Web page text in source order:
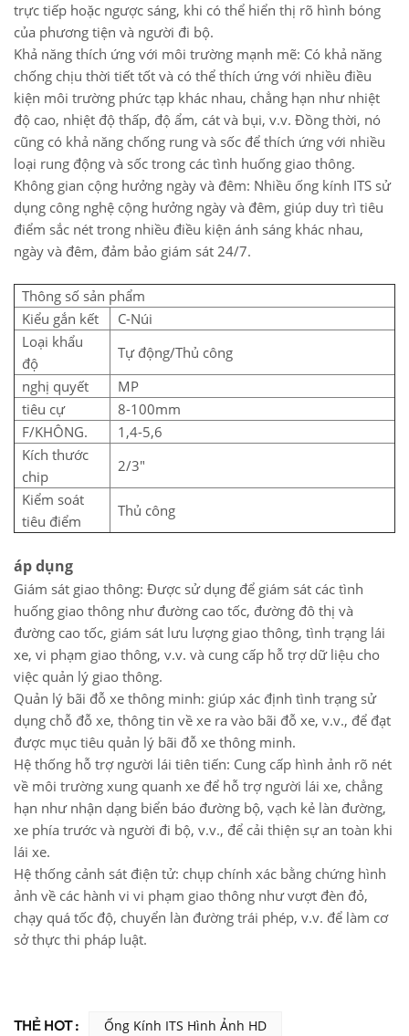
trực tiếp hoặc ngược sáng, khi có thể hiển thị rõ hình bóng
của phương tiện và người đi bộ.
Khả năng thích ứng với môi trường mạnh mẽ: Có khả năng
chống chịu thời tiết tốt và có thể thích ứng với nhiều điều
kiện môi trường phức tạp khác nhau, chẳng hạn như nhiệt
độ cao, nhiệt độ thấp, độ ẩm, cát và bụi, v.v. Đồng thời, nó
cũng có khả năng chống rung và sốc để thích ứng với nhiều
loại rung động và sốc trong các tình huống giao thông.
Không gian cộng hưởng ngày và đêm: Nhiều ống kính ITS sử
dụng công nghệ cộng hưởng ngày và đêm, giúp duy trì tiêu
điểm sắc nét trong nhiều điều kiện ánh sáng khác nhau,
ngày và đêm, đảm bảo giám sát 24/7.
Thông số sản phẩm
Kiểu gắn kết
C-Núi
Loại khẩu
độ
Tự động/Thủ công
nghị quyết
MP
tiêu cự
8-100mm
F/KHÔNG.
1,4-5,6
Kích thước
chip
2/3″
Kiểm soát
tiêu điểm
Thủ công
áp dụng
Giám sát giao thông: Được sử dụng để giám sát các tình
huống giao thông như đường cao tốc, đường đô thị và
đường cao tốc, giám sát lưu lượng giao thông, tình trạng lái
xe, vi phạm giao thông, v.v. và cung cấp hỗ trợ dữ liệu cho
việc quản lý giao thông.
Quản lý bãi đỗ xe thông minh: giúp xác định tình trạng sử
dụng chỗ đỗ xe, thông tin về xe ra vào bãi đỗ xe, v.v., để đạt
được mục tiêu quản lý bãi đỗ xe thông minh.
Hệ thống hỗ trợ người lái tiên tiến: Cung cấp hình ảnh rõ nét
về môi trường xung quanh xe để hỗ trợ người lái xe, chẳng
hạn như nhận dạng biển báo đường bộ, vạch kẻ làn đường,
xe phía trước và người đi bộ, v.v., để cải thiện sự an toàn khi
lái xe.
Hệ thống cảnh sát điện tử: chụp chính xác bằng chứng hình
ảnh về các hành vi vi phạm giao thông như vượt đèn đỏ,
chạy quá tốc độ, chuyển làn đường trái phép, v.v. để làm cơ
sở thực thi pháp luật.
THẺ HOT :
Ống Kính ITS Hình Ảnh HD